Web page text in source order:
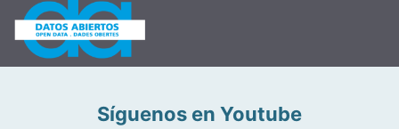
Síguenos en Youtube